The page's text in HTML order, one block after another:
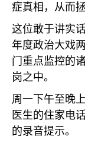
症真相，从而
这位敢于讲实
年度政治大戏
门重点监控的
岗之中。
周一下午至晚
医生的住家电
的录音提示。